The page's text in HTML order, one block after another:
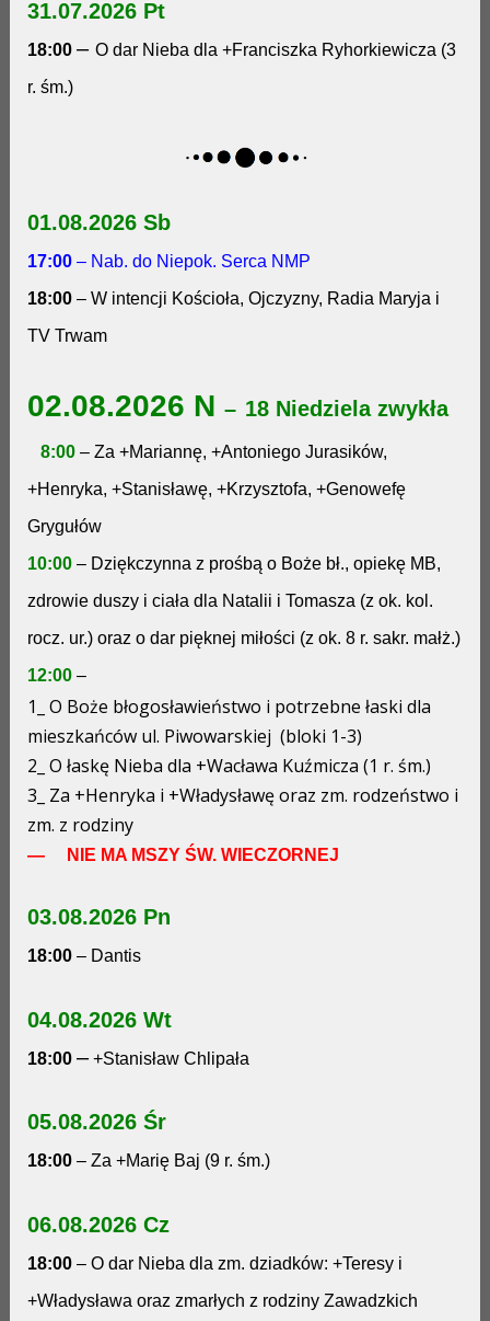
31.07.2026 Pt
18:00 – O dar Nieba dla +Franciszka Ryhorkiewicza (3
r. śm.)
01.08.2026 Sb
17:00 – Nab. do Niepok. Serca NMP
18:00 – W intencji Kościoła, Ojczyzny, Radia Maryja i
TV Trwam
02.08.2026 N – 18 Niedziela zwykła
8:00 – Za +Mariannę, +Antoniego Jurasików,
+Henryka, +Stanisławę, +Krzysztofa, +Genowefę
Grygułów
10:00 – Dziękczynna z prośbą o Boże bł., opiekę MB,
zdrowie duszy i ciała dla Natalii i Tomasza (z ok. kol.
rocz. ur.) oraz o dar pięknej miłości (z ok. 8 r. sakr. małż.)
12:00 –
1_ O Boże błogosławieństwo i potrzebne łaski dla
mieszkańców ul. Piwowarskiej (bloki 1-3)
2_ O łaskę Nieba dla +Wacława Kuźmicza (1 r. śm.)
3_ Za +Henryka i +Władysławę oraz zm. rodzeństwo i
zm. z rodziny
— NIE MA MSZY ŚW. WIECZORNEJ
03.08.2026 Pn
18:00 – Dantis
04.08.2026 Wt
18:00 –+Stanisław Chlipała
05.08.2026 Śr
18:00 – Za +Marię Baj (9 r. śm.)
06.08.2026 Cz
18:00 – O dar Nieba dla zm. dziadków: +Teresy i
+Władysława oraz zmarłych z rodziny Zawadzkich